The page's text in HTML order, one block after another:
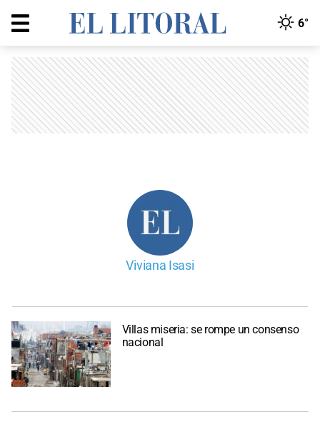
6°
Viviana Isasi
Villas miseria: se rompe un consenso
nacional